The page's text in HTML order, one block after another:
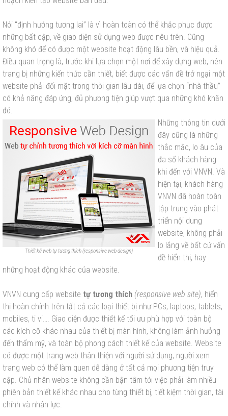
Nói “định hướng tương lai” là vì hoàn toàn có thể khắc phục được
những bất cập, về giao diện sử dụng web được nêu trên. Cũng
không khó để có được một website hoạt động lâu bền, và hiệu quả.
Điều quan trọng là, trước khi lựa chọn một nơi để xây dựng web, nên
trang bị những kiến thức cần thiết, biết được các vấn đề trở ngại một
website phải đối mặt trong thời gian lâu dài, để lựa chọn “nhà thầu”
có khả năng đáp ứng, đủ phương tiện giúp vượt qua những khó khăn
đó.
Thiết kế web tự tương thích (responsive web design)
Những thông tin dưới
đây cũng là những
thắc mắc, lo âu của
đa số khách hàng
khi đến với VNVN. Và
hiện tại, khách hàng
VNVN đã hoàn toàn
tập trung vào phát
triển nội dung
website, không phải
lo lắng về bất cứ vấn
đề hiển thị, hay
những hoạt động khác của website.
VNVN cung cấp website tự tương thích (responsive web site), hiển
thị hoàn chỉnh trên tất cả các loại thiết bị như PCs, laptops, tablets,
mobiles, ti vi…. Giao diện được thiết kế tối ưu phù hợp với toàn bộ
các kích cỡ khác nhau của thiết bị màn hình, không làm ảnh hưởng
đến thẩm mỹ, và toàn bộ phong cách thiết kế của website. Website
có được một trang web thân thiện với người sử dụng, người xem
trang web có thể làm quen dễ dàng ở tất cả mọi phương tiện truy
cập. Chủ nhân website không cần bận tâm tới việc phải làm nhiều
phiên bản thiết kế khác nhau cho từng thiết bị, tiết kiệm thời gian, tài
chính và nhân lực.